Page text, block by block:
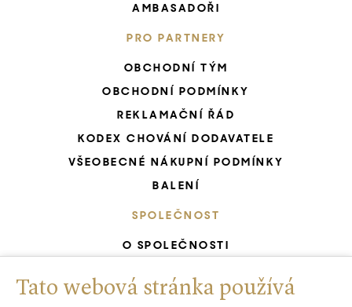
AMBASADOŘI
PRO PARTNERY
OBCHODNÍ TÝM
OBCHODNÍ PODMÍNKY
REKLAMAČNÍ ŘÁD
KODEX CHOVÁNÍ DODAVATELE
VŠEOBECNÉ NÁKUPNÍ PODMÍNKY
BALENÍ
SPOLEČNOST
O SPOLEČNOSTI
ZELENÁ SPOLEČNOST
Tato webová stránka používá